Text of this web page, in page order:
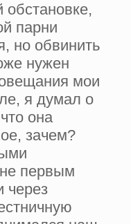
обстановке,
парни
но обвинить
нужен
мои
я думал о
она
зачем?
первым
через